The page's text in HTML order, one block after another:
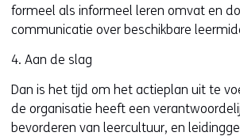
formeel als informeel leren omvat en
communicatie over beschikbare
4. Aan de slag
Dan is het tijd om het actieplan uit te
de organisatie heeft een
bevorderen van leercultuur, en